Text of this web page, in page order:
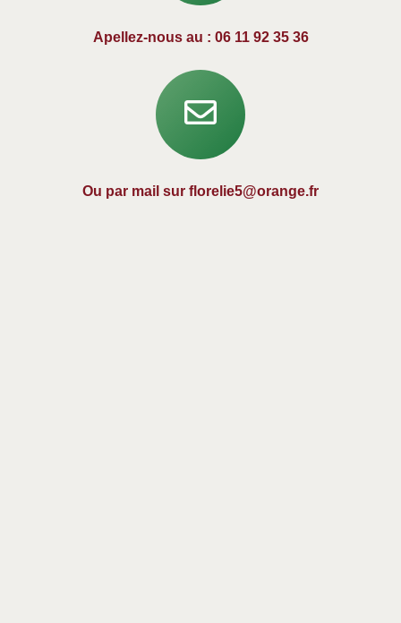
Apellez-nous au : 06 11 92 35 36
Ou par mail sur florelie5@orange.fr